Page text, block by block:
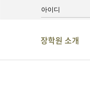
장학원 소개